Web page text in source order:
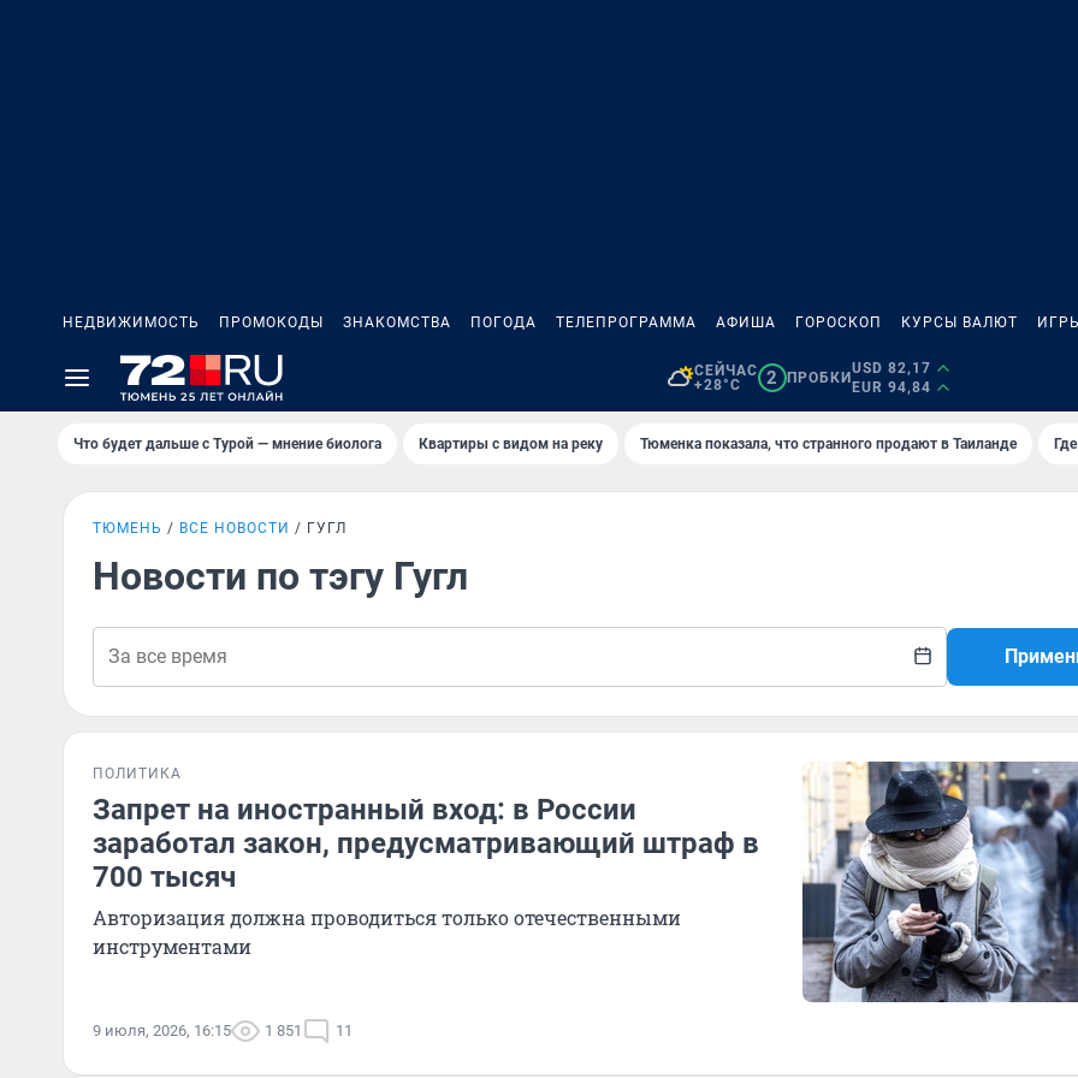
НЕДВИЖИМОСТЬ ПРОМОКОДЫ ЗНАКОМСТВА ПОГОДА ТЕЛЕПРОГРАММА АФИША ГОРОСКОП КУРСЫ ВАЛЮТ
СЕЙЧАС
+28°C
2 ПРОБКИ
USD 82,17
EUR 94,84
Что будет дальше с Турой — мнение биолога Квартиры с видом на реку Тюменка показала, что странного продают в Таиланде
ТЮМЕНЬ ВСЕ НОВОСТИ ГУГЛ
Новости по тэгу Гугл
ПОЛИТИКА
Запрет на иностранный вход: в России
заработал закон, предусматривающий штраф в
700 тысяч
Авторизация должна проводиться только отечественными
инструментами
9 июля, 2026, 16:15 1 851 11